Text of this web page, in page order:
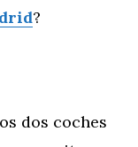
?
dos coches